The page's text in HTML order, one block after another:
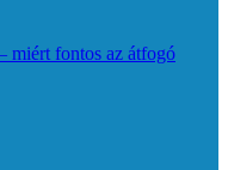
miért fontos az átfogó